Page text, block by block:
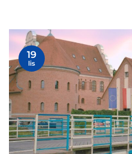
19
lis